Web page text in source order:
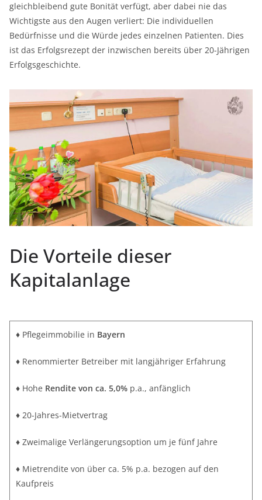
gleichbleibend gute Bonität verfügt, aber dabei nie das
Wichtigste aus den Augen verliert: Die individuellen
Bedürfnisse und die Würde jedes einzelnen Patienten. Dies
ist das Erfolgsrezept der inzwischen bereits über 20-Jährigen
Erfolgsgeschichte.
Die Vorteile dieser
Kapitalanlage
♦ Pflegeimmobilie in Bayern
♦ Renommierter Betreiber mit langjähriger Erfahrung
♦ Hohe Rendite von ca. 5,0% p.a., anfänglich
♦ 20-Jahres-Mietvertrag
♦ Zweimalige Verlängerungsoption um je fünf Jahre
♦ Mietrendite von über ca. 5% p.a. bezogen auf den
Kaufpreis